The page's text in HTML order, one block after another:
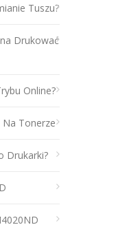
Tuszu?
Drukować
Online?
Na Tonerze
Drukarki?